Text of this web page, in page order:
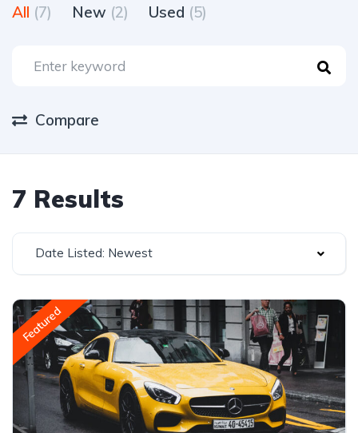
All (7) New (2) Used (5)
Compare
7 Results
Date Listed: Newest
Featured